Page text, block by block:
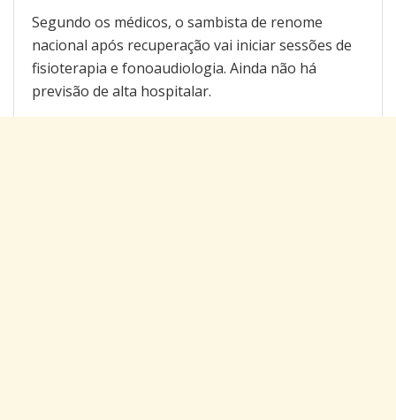
Segundo os médicos, o sambista de renome
nacional após recuperação vai iniciar sessões de
fisioterapia e fonoaudiologia. Ainda não há
previsão de alta hospitalar.